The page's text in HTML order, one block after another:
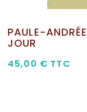
PAULE-
JOUR
45,00 € TTC